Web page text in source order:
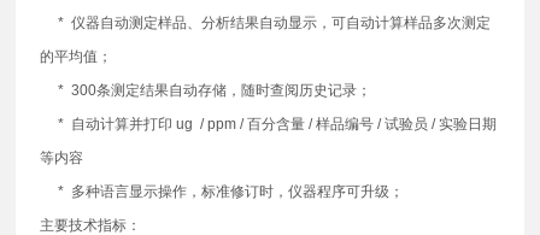
* 仪器自动测定样品、分析结果自动显示，可自动计算样品多次测定
的平均值；
* 300条测定结果自动存储，随时查阅历史记录；
* 自动计算并打印 ug / ppm / 百分含量 / 样品编号 / 试验员 / 实验日期
等内容
* 多种语言显示操作，标准修订时，仪器程序可升级；
主要技术指标：